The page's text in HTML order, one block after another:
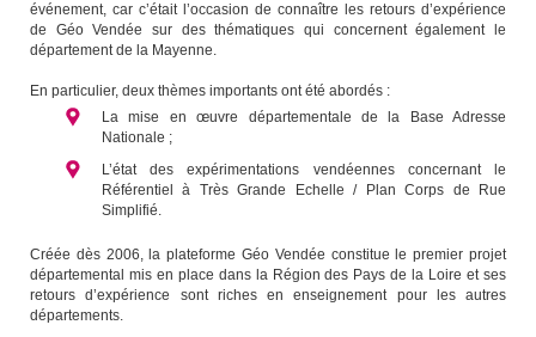
événement, car c’était l’occasion de connaître les retours d’expérience
de Géo Vendée sur des thématiques qui concernent également le
département de la Mayenne.
En particulier, deux thèmes importants ont été abordés :
La mise en œuvre départementale de la Base Adresse
Nationale ;
L’état des expérimentations vendéennes concernant le
Référentiel à Très Grande Echelle / Plan Corps de Rue
Simplifié.
Créée dès 2006, la plateforme Géo Vendée constitue le premier projet
départemental mis en place dans la Région des Pays de la Loire et ses
retours d’expérience sont riches en enseignement pour les autres
départements.